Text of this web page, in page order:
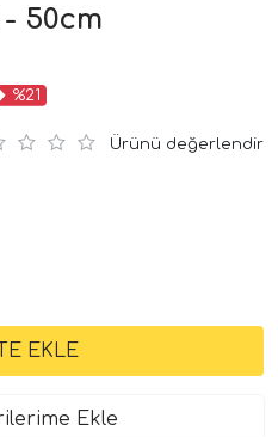
50cm
%21
Ürünü değerlendir
Ekle